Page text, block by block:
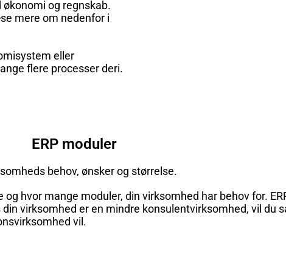
og regnskab.
mere om nedenfor i
eller
flere processer deri.
ERP moduler
behov, ønsker og størrelse.
hvor mange moduler, din virksomhed har behov for.
virksomhed er en mindre konsulentvirksomhed, vil du
vil.